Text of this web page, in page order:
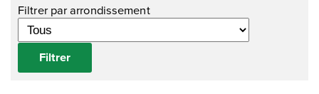
Filtrer par arrondissement
Filtrer